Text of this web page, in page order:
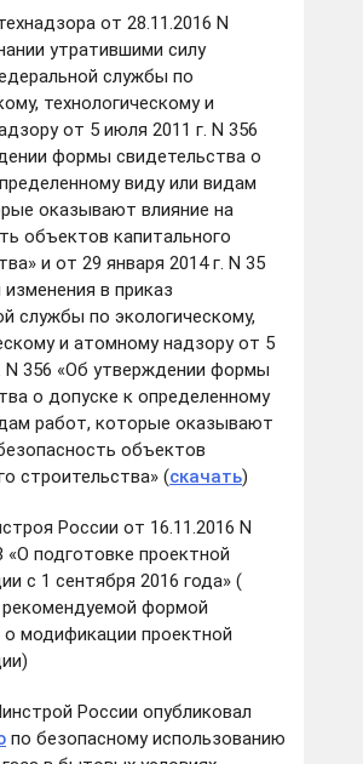
от 28.11.2016 N
утратившими силу
службы по
технологическому и
от 5 июля 2011 г. N 356
формы свидетельства о
виду или видам
оказывают влияние на
объектов капитального
и от 29 января 2014 г. N 35
изменения в приказ
службы по экологическому,
и атомному надзору от 5
N 356 «Об утверждении формы
о допуске к определенному
работ, которые оказывают
объектов
строительства» (скачать)
России от 16.11.2016 N
подготовке проектной
с 1 сентября 2016 года» (
рекомендуемой формой
о модификации проектной
России опубликовал
по безопасному использованию